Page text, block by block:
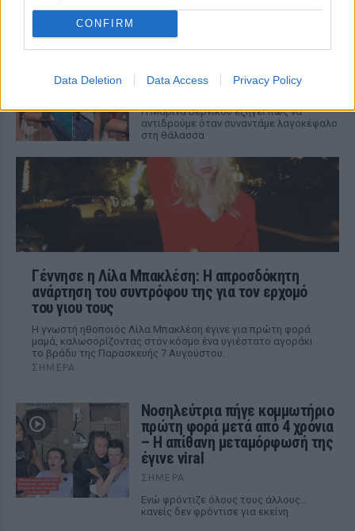
CONFIRM
Data Deletion Data Access Privacy Policy
μεγάλης οικογένειας της Φίνος Φιλμ,
Μαρίνα Βερνίκου: Πόζαρε με
λαγοκέφαλο στο χέρι
Η Μαρίνα Βερνίκου εξηγεί πώς να
αντιδρούμε όταν συναντάμε λαγοκέφαλο
στη θάλασσα
Γέννησε η Λίλα Μπακλέση: Η απροσδόκητη
ανάρτηση του συντρόφου της για τον ερχομό
του γιου τους
Η γνωστή ηθοποιός Λίλα Μπακλέση έγινε για πρώτη φορά
μαμά, καλωσορίζοντας στον κόσμο ένα υγιέστατο αγοράκι
το βράδυ της Παρασκευής 7 Αυγούστου.
ΣΉΜΕΡΑ
Νοσηλεύτρια πήγε κομμωτήριο
πρώτη φορά μετά από 4 χρόνια
– Η απίθανη μεταμόρφωσή της
έγινε viral
ΣΉΜΕΡΑ
Ενώ φρόντιζε όλους τους άλλους...
κανείς δεν φρόντισε για εκείνη